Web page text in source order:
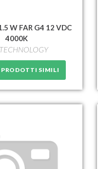
W FAR G4 12 VDC
4000K
PRODOTTI SIMILI